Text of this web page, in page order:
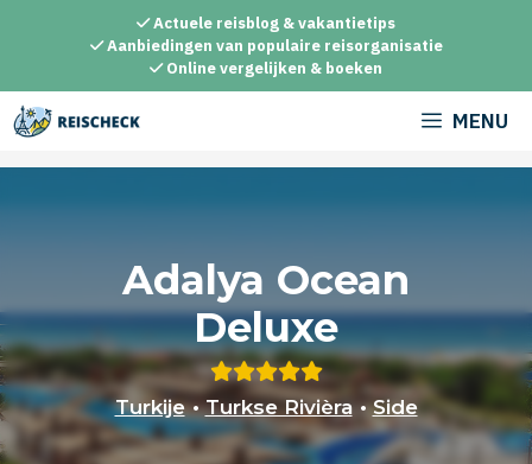
inhoud
Actuele reisblog & vakantietips
Aanbiedingen van populaire reisorganisatie
Online vergelijken & boeken
MENU
Adalya Ocean
Deluxe
Turkije •Turkse Rivièra •Side